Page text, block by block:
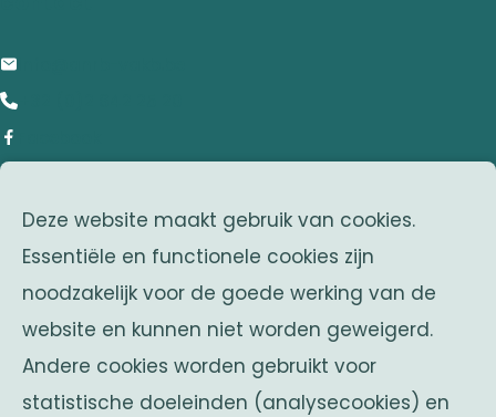
Deze website maakt gebruik van cookies.
Essentiële en functionele cookies zijn
noodzakelijk voor de goede werking van de
website en kunnen niet worden geweigerd.
Andere cookies worden gebruikt voor
statistische doeleinden (analysecookies) en
adres
Franklin Rooseveltlaan 25
1050 Brussel
Belgium
zusterverenigingen
Solidaritas